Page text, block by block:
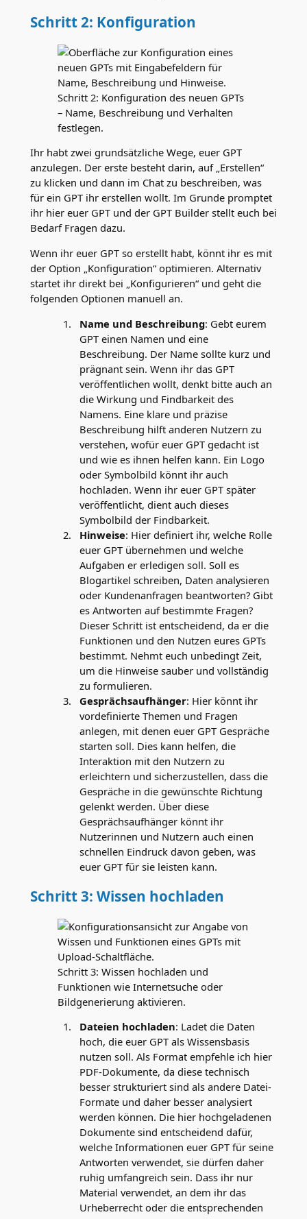
Schritt 2: Konfiguration
Schritt 2: Konfiguration des neuen GPTs
– Name, Beschreibung und Verhalten
festlegen.
Ihr habt zwei grundsätzliche Wege, euer GPT
anzulegen. Der erste besteht darin, auf „Erstellen“
zu klicken und dann im Chat zu beschreiben, was
für ein GPT ihr erstellen wollt. Im Grunde promptet
ihr hier euer GPT und der GPT Builder stellt euch bei
Bedarf Fragen dazu.
Wenn ihr euer GPT so erstellt habt, könnt ihr es mit
der Option „Konfiguration“ optimieren. Alternativ
startet ihr direkt bei „Konfigurieren“ und geht die
folgenden Optionen manuell an.
Name und Beschreibung: Gebt eurem
GPT einen Namen und eine
Beschreibung. Der Name sollte kurz und
prägnant sein. Wenn ihr das GPT
veröffentlichen wollt, denkt bitte auch an
die Wirkung und Findbarkeit des
Namens. Eine klare und präzise
Beschreibung hilft anderen Nutzern zu
verstehen, wofür euer GPT gedacht ist
und wie es ihnen helfen kann. Ein Logo
oder Symbolbild könnt ihr auch
hochladen. Wenn ihr euer GPT später
veröffentlicht, dient auch dieses
Symbolbild der Findbarkeit.
Hinweise: Hier definiert ihr, welche Rolle
euer GPT übernehmen und welche
Aufgaben er erledigen soll. Soll es
Blogartikel schreiben, Daten analysieren
oder Kundenanfragen beantworten? Gibt
es Antworten auf bestimmte Fragen?
Dieser Schritt ist entscheidend, da er die
Funktionen und den Nutzen eures GPTs
bestimmt. Nehmt euch unbedingt Zeit,
um die Hinweise sauber und vollständig
zu formulieren.
Gesprächsaufhänger: Hier könnt ihr
vordefinierte Themen und Fragen
anlegen, mit denen euer GPT Gespräche
starten soll. Dies kann helfen, die
Interaktion mit den Nutzern zu
erleichtern und sicherzustellen, dass die
Gespräche in die gewünschte Richtung
gelenkt werden. Über diese
Gesprächsaufhänger könnt ihr
Nutzerinnen und Nutzern auch einen
schnellen Eindruck davon geben, was
euer GPT für sie leisten kann.
Schritt 3: Wissen hochladen
Schritt 3: Wissen hochladen und
Funktionen wie Internetsuche oder
Bildgenerierung aktivieren.
Dateien hochladen: Ladet die Daten
hoch, die euer GPT als Wissensbasis
nutzen soll. Als Format empfehle ich hier
PDF-Dokumente, da diese technisch
besser strukturiert sind als andere Datei-
Formate und daher besser analysiert
werden können. Die hier hochgeladenen
Dokumente sind entscheidend dafür,
welche Informationen euer GPT für seine
Antworten verwendet, sie dürfen daher
ruhig umfangreich sein. Dass ihr nur
Material verwendet, an dem ihr das
Urheberrecht oder die entsprechenden